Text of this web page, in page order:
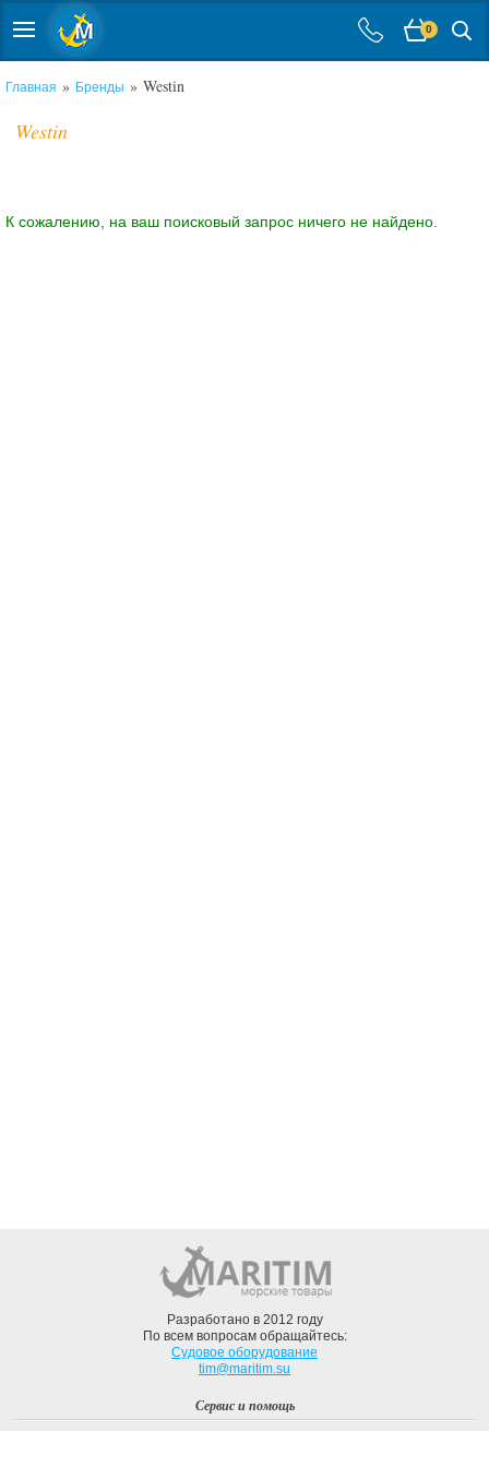
0
Главная » Бренды » Westin
Westin
К сожалению, на ваш поисковый запрос ничего не найдено.
Разработано в 2012 году
По всем вопросам обращайтесь:
Судовое оборудование
tim@maritim.su
Сервис и помощь